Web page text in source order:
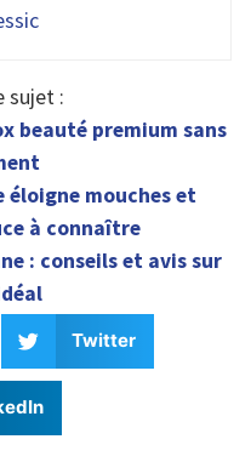
sujet :
beauté premium sans
mouches et
à connaître
: conseils et avis sur
Twitter